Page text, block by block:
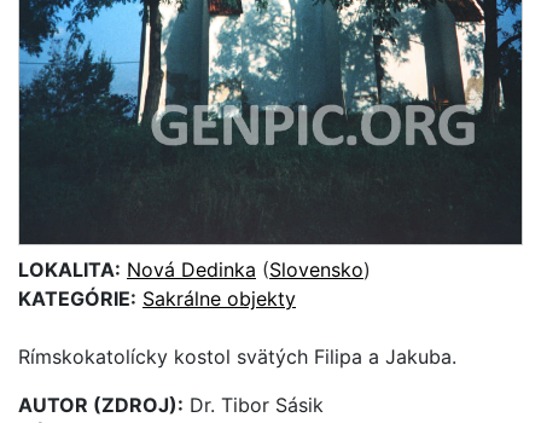
LOKALITA: Nová Dedinka (Slovensko)
KATEGÓRIE: Sakrálne objekty
Rímskokatolícky kostol svätých Filipa a Jakuba.
AUTOR (ZDROJ): Dr. Tibor Sásik